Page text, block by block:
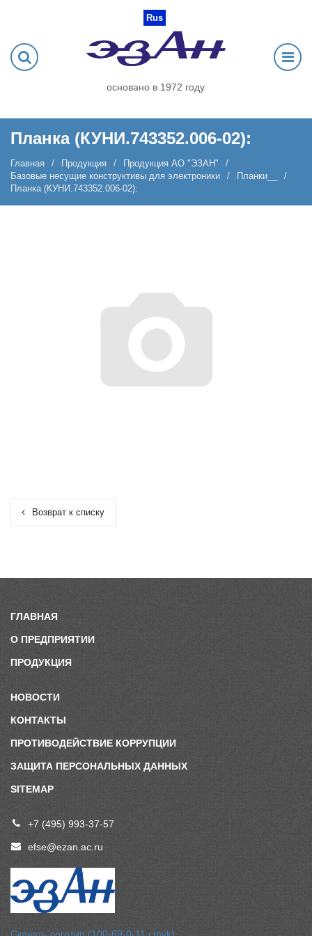
Rus
основано в 1972 году
Планка (КУНИ.743352.006-02):
Главная Продукция
Продукция АО "ЭЗАН"
Базовые несущие конструктивы для электроники
Планки__
Планка (КУНИ.743352.006-02):
Возврат к списку
ГЛАВНАЯ
О ПРЕДПРИЯТИИ
ПРОДУКЦИЯ
НОВОСТИ
КОНТАКТЫ
ПРОТИВОДЕЙСТВИЕ КОРРУПЦИИ
ЗАЩИТА ПЕРСОНАЛЬНЫХ ДАННЫХ
SITEMAP
+7 (495) 993-37-57
efse@ezan.ac.ru